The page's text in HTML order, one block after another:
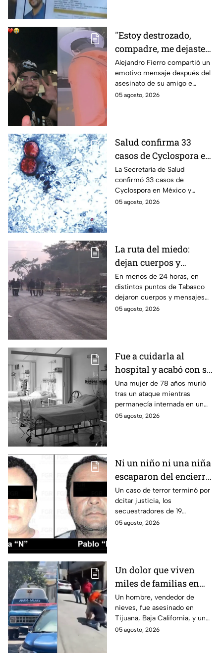
"Estoy destrozado,
compadre, me dejaste":
Así reaccionó
Alejandro Fierro al
asesinato del
influencer César
Alejandro Fierro compartió un
emotivo mensaje después del
asesinato de su amigo e
influencer César Gastélum;
05 agosto, 2026
Salud confirma 33
casos de Cyclospora en
México: ¿en qué estado
se reportan los brotes
de diarrea explosiva?
La Secretaría de Salud
confirmó 33 casos de
Cyclospora en México y
mantiene investigaciones en
05 agosto, 2026
La ruta del miedo:
dejan cuerpos y
mensajes criminales
en carreteras de
Tabasco en un solo día
En menos de 24 horas, en
distintos puntos de Tabasco
dejaron cuerpos y mensajes
criminales en varias carreteras
05 agosto, 2026
Fue a cuidarla al
hospital y acabó con su
vida: Hombre habría
asfixiado a su suegra
mientras estaba
internada en Veracruz
Una mujer de 78 años murió
tras un ataque mientras
permanecía internada en un
hospital de Veracruz;
05 agosto, 2026
Ni un niño ni una niña
escaparon del encierro:
así cayó la pareja que
retenía a 19 migrantes
en Puebla
Un caso de terror terminó por
dcitar justicia, los
secuestradores de 19
migrantes recibieron una
05 agosto, 2026
Un dolor que viven
miles de familias en
México: Así se
enteraron los
familiares de un
vendedor de nieves de
Un hombre, vendedor de
nieves, fue asesinado en
Tijuana, Baja California, y un
reportero captó el momento
05 agosto, 2026